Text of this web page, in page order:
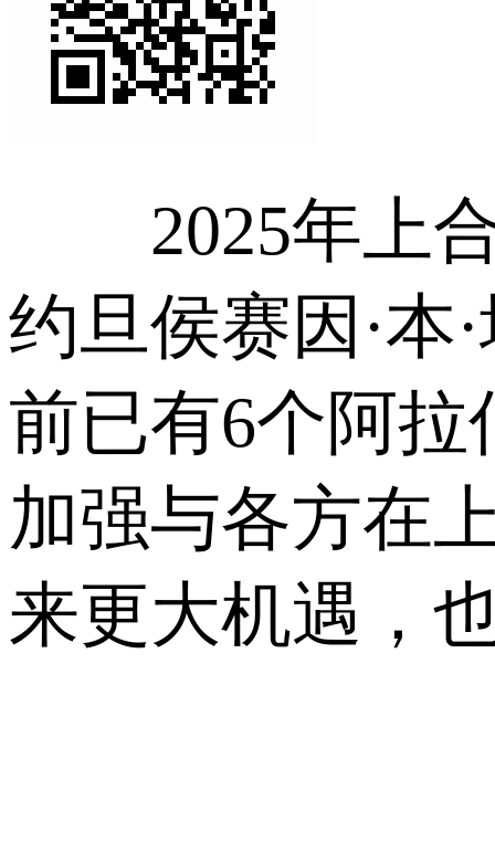
2025年上合
约旦侯赛因·本
前已有6个阿
加强与各方在
来更大机遇，